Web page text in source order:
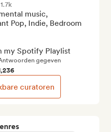
1.7k
music,
Pop, Indie, Bedroom
my Spotify Playlist
gegeven
curatoren